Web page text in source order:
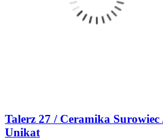
Talerz 27 / Ceramika
Unikat